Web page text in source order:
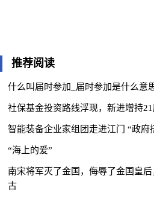
推荐阅读
什么叫届时参加_届时参加是什么意
社保基金投资路线浮现，新进增持
智能装备企业家组团走进江门 “政府
“海上的爱”
南宋将军灭了金国，侮辱了金国皇
古